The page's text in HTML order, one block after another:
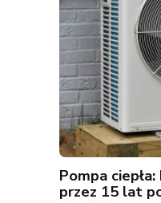
Pompa
przez 15 lat